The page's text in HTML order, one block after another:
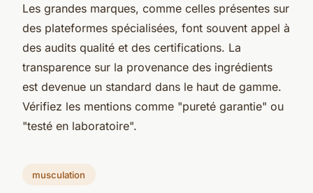
Les grandes marques, comme celles présentes sur
des plateformes spécialisées, font souvent appel à
des audits qualité et des certifications. La
transparence sur la provenance des ingrédients
est devenue un standard dans le haut de gamme.
Vérifiez les mentions comme "pureté garantie" ou
"testé en laboratoire".
musculation